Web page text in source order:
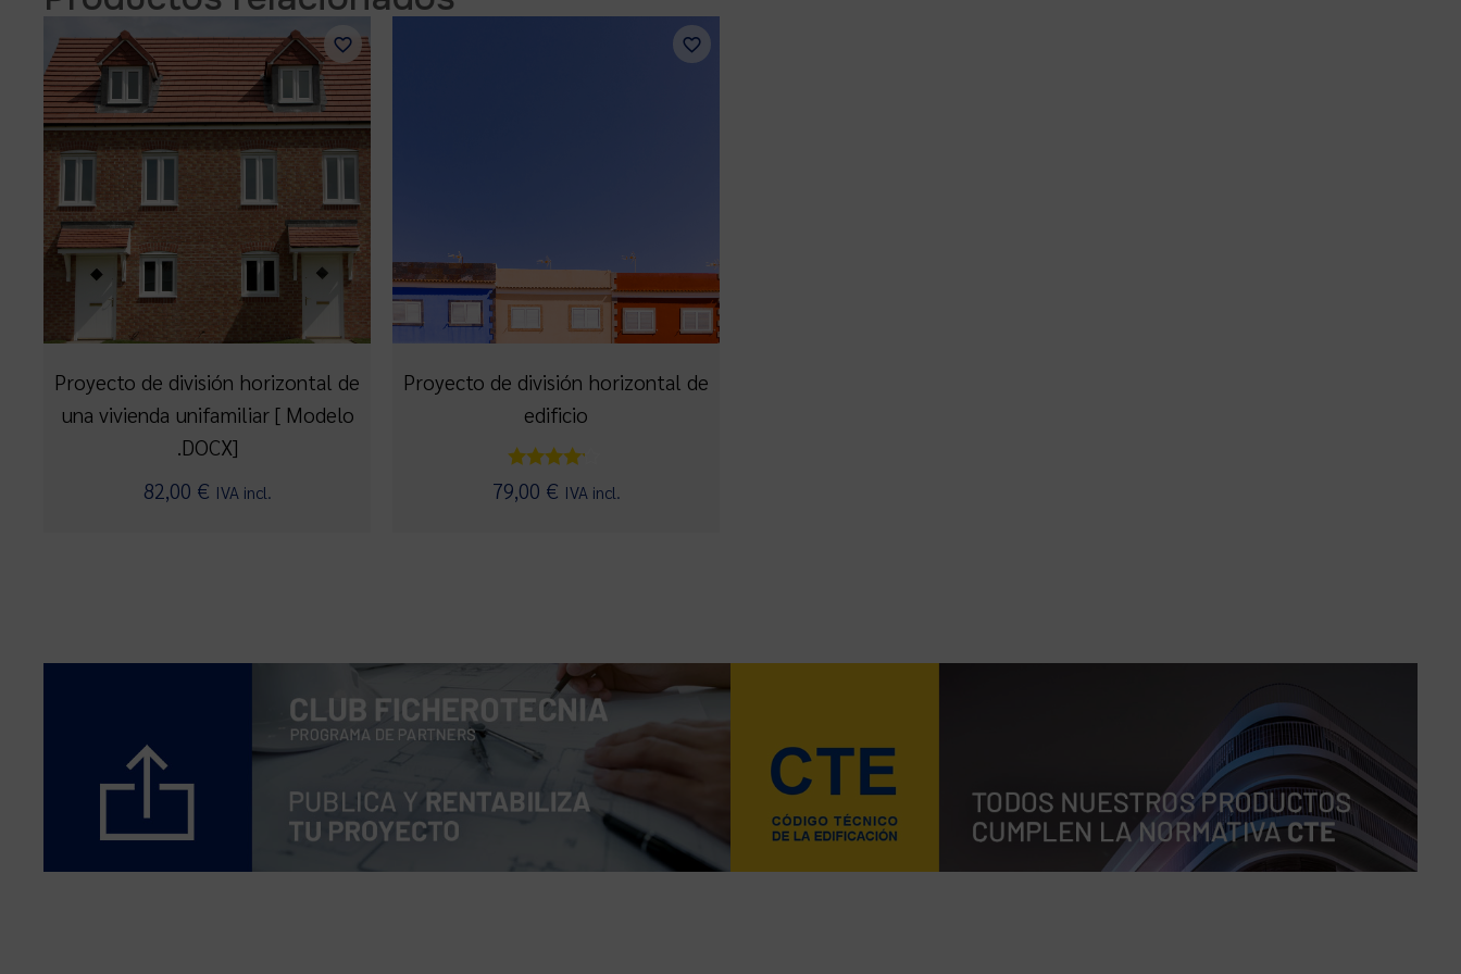
Proyecto de división horizontal de
una vivienda unifamiliar [ Modelo
.DOCX]
82,00 € IVA incl.
Proyecto de división horizontal de
edificio
Valorado
con
79,00 € IVA incl.